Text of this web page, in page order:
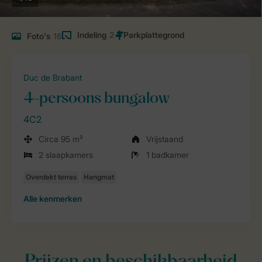
Foto's 16 Indeling 2
Duc de Brabant
4-persoons bungalow
4C2
Circa 95 m²
Vrijstaand
2 slaapkamers
1 badkamer
Alle kenmerken